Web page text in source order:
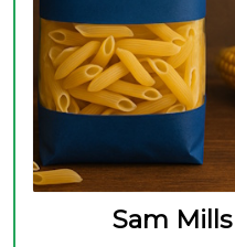
Sam Mills